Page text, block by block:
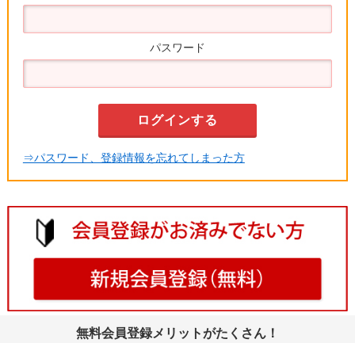
パスワード
⇒パスワード、登録情報を忘れてしまった方
無料会員登録メリットがたくさん！